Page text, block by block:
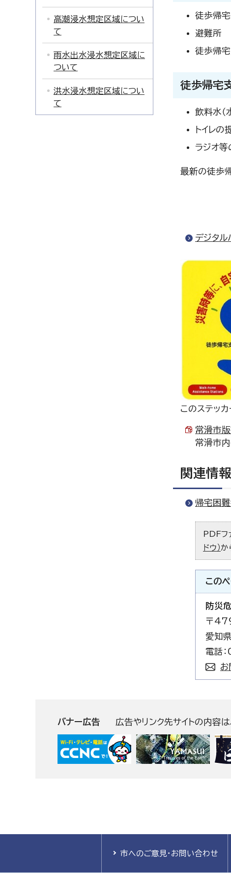
徒歩帰
避難所
徒歩帰宅
徒歩帰宅
飲料水（
トイレの
ラジオ
最新の徒歩
デジタル
このステッカ
常滑市
常滑市内
関連情報
帰宅困
PDFフ
ドウ）か
この
防災
〒
愛知
電話
お
高潮浸水想定区域につい
て
雨水出水浸水想定区域に
ついて
洪水浸水想定区域につい
て
バナー広告 広告やリンク先サイトの内容
市へのご意見・お問い合わせ